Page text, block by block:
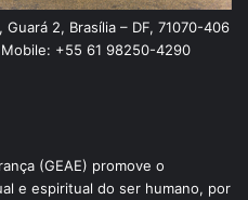
2, Brasília – DF, 71070-406
+55 61 98250-4290
(GEAE) promove o
e espiritual do ser humano, por